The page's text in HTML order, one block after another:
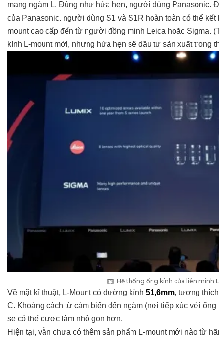
mang ngàm L. Đúng như hứa hẹn, người dùng Panasonic.
của Panasonic, người dùng S1 và S1R hoàn toàn có thể
mount cao cấp đến từ người đồng minh Leica hoăc Sigma.
kính L-mount mới, nhưng hứa hẹn sẽ đầu tư sản xuất trong
Hệ thống ống kính của liên minh
Về mặt kĩ thuật, L-Mount có đường kính 51,6mm, tương
C. Khoảng cách từ cảm biến đến ngàm (nơi tiếp xúc với
sẽ có thể được làm nhỏ gọn hơn.
Hiện tại, vẫn chưa có thêm sản phẩm L-mount mới nào từ